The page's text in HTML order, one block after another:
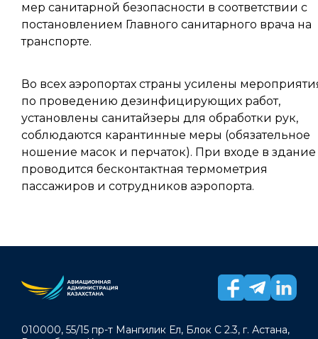
мер санитарной безопасности в соответствии с
постановлением Главного санитарного врача на
транспорте.
Во всех аэропортах страны усилены
по проведению дезинфицирующих работ,
установлены санитайзеры для обработки рук,
соблюдаются карантинные меры (обязательное
ношение масок и перчаток). При входе в здание
проводится бесконтактная термометрия
пассажиров и сотрудников аэропорта.
010000, 55/15 пр-т Мангилик Ел, Блок С 2.3, г. Астана,